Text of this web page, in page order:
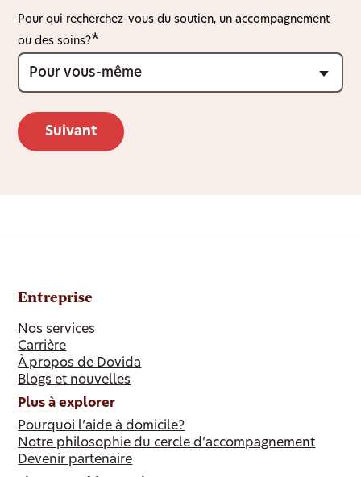
Pour qui recherchez-vous du soutien, un accompagnement
ou des soins?
Entreprise
Nos services
Carrière
À propos de Dovida
Blogs et nouvelles
Plus à explorer
Pourquoi l’aide à domicile?
Notre philosophie du cercle d’accompagnement
Devenir partenaire